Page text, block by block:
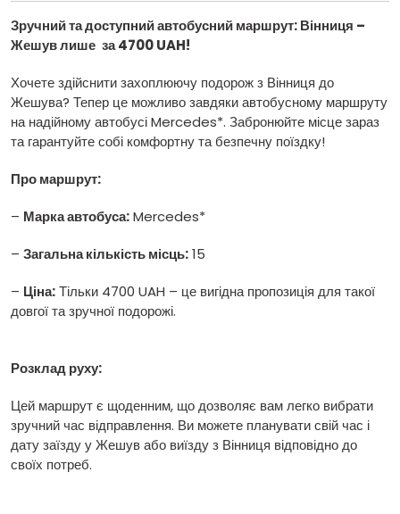
Зручний та доступний автобусний маршрут: Вінниця –
Жешув лише за 4700 UAH!
Хочете здійснити захоплюючу подорож з Вінниця до
Жешува? Тепер це можливо завдяки автобусному маршруту
на надійному автобусі Mercedes*. Забронюйте місце зараз
та гарантуйте собі комфортну та безпечну поїздку!
Про маршрут:
– Марка автобуса:Mercedes*
– Загальна кількість місць:15
– Ціна:Тільки 4700 UAH – це вигідна пропозиція для такої
довгої та зручної подорожі.
Розклад руху:
Цей маршрут є щоденним, що дозволяє вам легко вибрати
зручний час відправлення. Ви можете планувати свій час і
дату заїзду у Жешув або виїзду з Вінниця відповідно до
своїх потреб.